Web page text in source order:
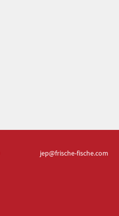
jep@frische-fische.com